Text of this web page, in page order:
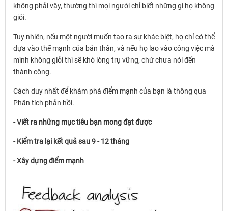
không phải vậy, thường thì mọi người chỉ biết những gì họ không
giỏi.
Tuy nhiên, nếu một người muốn tạo ra sự khác biệt, họ chỉ có thể
dựa vào thế mạnh của bản thân, và nếu họ lao vào công việc mà
mình không giỏi thì sẽ khó lòng trụ vững, chứ chưa nói đến
thành công.
Cách duy nhất để khám phá điểm mạnh của bạn là thông qua
Phân tích phản hồi.
- Viết ra những mục tiêu bạn mong đạt được
- Kiểm tra lại kết quả sau 9 - 12 tháng
- Xây dựng điểm mạnh